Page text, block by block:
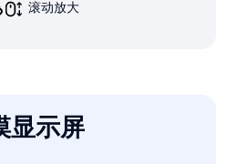
滚动放大
显示屏